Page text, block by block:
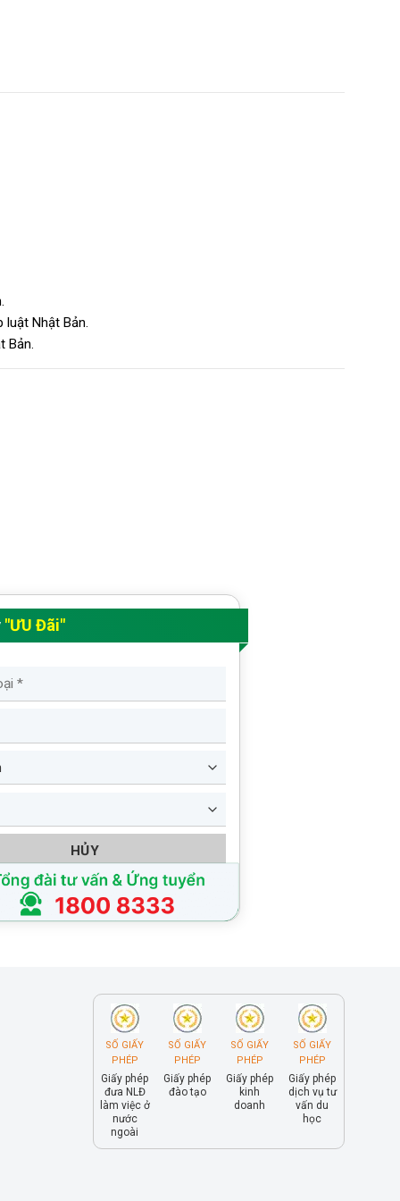
Nhật Bản.
Bản.
"ƯU Đãi"
HỦY
SỐ GIẤY
PHÉP
Giấy phép
đưa NLĐ
làm việc ở
nước
ngoài
SỐ GIẤY
PHÉP
Giấy phép
đào tạo
SỐ GIẤY
PHÉP
Giấy phép
kinh
doanh
SỐ GIẤY
PHÉP
Giấy phép
dịch vụ tư
vấn du
học